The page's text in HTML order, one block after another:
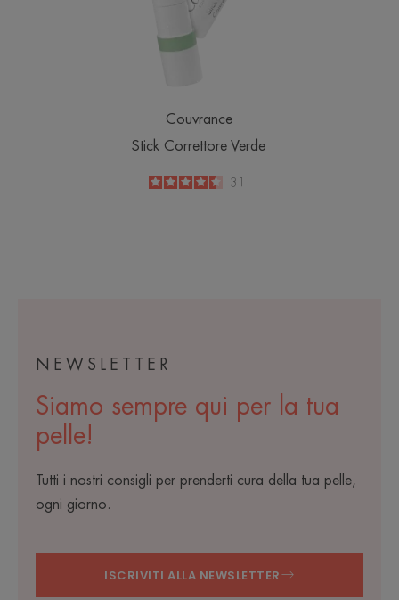
Couvrance
Stick Correttore Verde
4.5
/
5
31
NEWSLETTER
Siamo sempre qui per la tua
pelle!
Tutti i nostri consigli per prenderti cura della tua pelle,
ogni giorno.
ISCRIVITI ALLA NEWSLETTER